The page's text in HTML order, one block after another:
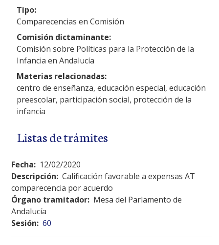
Tipo:
Comparecencias en Comisión
Comisión dictaminante:
Comisión sobre Políticas para la Protección de la
Infancia en Andalucía
Materias relacionadas:
centro de enseñanza, educación especial, educación
preescolar, participación social, protección de la
infancia
Listas de trámites
Fecha: 12/02/2020
Descripción: Calificación favorable a expensas AT
comparecencia por acuerdo
Órgano tramitador: Mesa del Parlamento de
Andalucía
Sesión: 60